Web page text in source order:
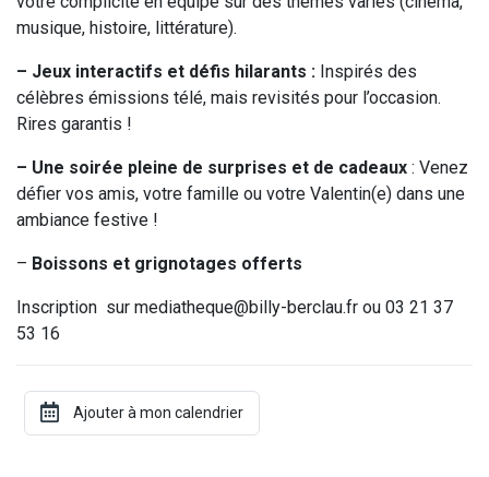
musique, histoire, littérature).
– Jeux interactifs et défis hilarants : Inspirés des
célèbres émissions télé, mais revisités pour l’occasion.
Rires garantis !
– Une soirée pleine de surprises et de cadeaux : Venez
défier vos amis, votre famille ou votre Valentin(e) dans une
ambiance festive !
– Boissons et grignotages offerts
Inscription sur mediatheque@billy-berclau.fr ou 03 21 37
53 16